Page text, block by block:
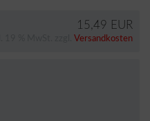
15,49 EUR
Versandkosten